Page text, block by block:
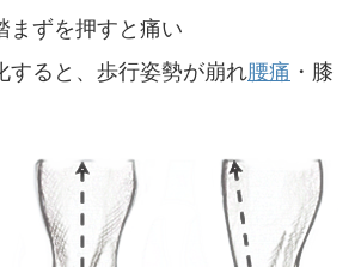
まずを押すと痛い
すると、歩行姿勢が崩れ腰痛 ・膝